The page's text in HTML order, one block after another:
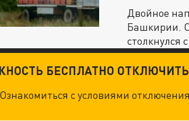
Двойное
Башкирии.
столкнулся
работе,
БЕСПЛАТНО
Ознакомиться с условиями